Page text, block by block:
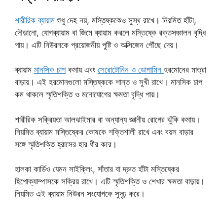
শারীরিক ব্যায়াম শুধু দেহ নয়, মস্তিষ্ককেও সুস্থ রাখে। নিয়মিত হাঁটা,
দৌড়ানো, যোগব্যায়াম বা জিমে ব্যায়াম করলে মস্তিষ্কে রক্তসঞ্চালন বৃদ্ধি
পায়। এটি নিউরনকে প্রয়োজনীয় পুষ্টি ও অক্সিজেন পৌঁছে দেয়।
ব্যায়াম মানসিক চাপকমায় এবং সেরোটোনিন ও ডোপামিন হরমোনের মাত্রা
বাড়ায়। এই হরমোনগুলো মস্তিষ্ককে শান্ত ও সুখী রাখে। মানসিক চাপ
কম থাকলে স্মৃতিশক্তি ও মনোযোগের ক্ষমতা বৃদ্ধি পায়।
শারীরিক সক্রিয়তা আলঝাইমার বা অন্যান্য জ্ঞানীয় রোগের ঝুঁকি কমায়।
নিয়মিত ব্যায়াম মস্তিষ্কের কোষকে শক্তিশালী রাখে এবং বয়স বাড়ার
সঙ্গে স্মৃতিশক্তি হ্রাসের হার ধীর করে।
হালকা কার্ডিও যেমন সাইক্লিং, সাঁতার বা দ্রুত হাঁটা মস্তিষ্কের
হিপোক্যাম্পাসকে সক্রিয় রাখে। এটি স্মৃতিশক্তি ও শেখার ক্ষমতা বাড়ায়।
নিয়মিত এই ব্যায়াম নিউরন সংযোগকে সুদৃঢ় করে।